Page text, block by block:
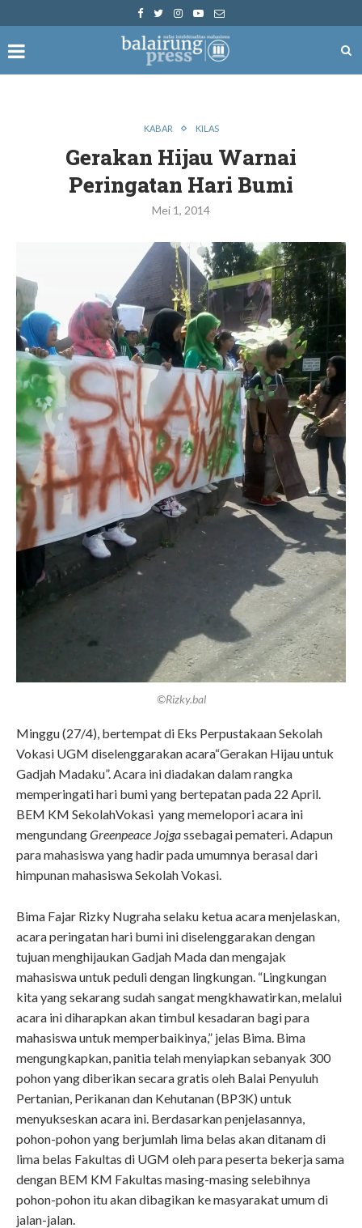
KABAR KILAS
Gerakan Hijau Warnai
Peringatan Hari Bumi
Mei 1, 2014
©Rizky.bal
Minggu (27/4), bertempat di Eks Perpustakaan Sekolah
Vokasi UGM diselenggarakan acara“Gerakan Hijau untuk
Gadjah Madaku”. Acara ini diadakan dalam rangka
memperingati hari bumi yang bertepatan pada 22 April.
BEM KM SekolahVokasi yang memelopori acara ini
mengundangGreenpeace Jojgassebagai pemateri. Adapun
para mahasiswa yang hadir pada umumnya berasal dari
himpunan mahasiswa Sekolah Vokasi.
Bima Fajar Rizky Nugraha selaku ketua acara menjelaskan,
acara peringatan hari bumi ini diselenggarakan dengan
tujuan menghijaukan Gadjah Mada dan mengajak
mahasiswa untuk peduli dengan lingkungan. “Lingkungan
kita yang sekarang sudah sangat mengkhawatirkan, melalui
acara ini diharapkan akan timbul kesadaran bagi para
mahasiswa untuk memperbaikinya,” jelas Bima. Bima
mengungkapkan, panitia telah menyiapkan sebanyak 300
pohon yang diberikan secara gratis oleh Balai Penyuluh
Pertanian, Perikanan dan Kehutanan (BP3K) untuk
menyukseskan acara ini. Berdasarkan penjelasannya,
pohon-pohon yang berjumlah lima belas akan ditanam di
lima belas Fakultas di UGM oleh para peserta bekerja sama
dengan BEM KM Fakultas masing-masing selebihnya
pohon-pohon itu akan dibagikan ke masyarakat umum di
jalan-jalan.